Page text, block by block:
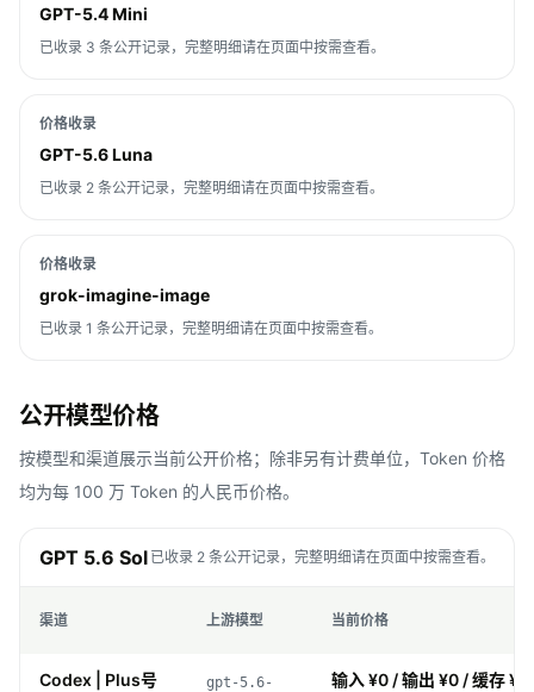
GPT-5.4 Mini
已收录 3 条公开记录，完整明细请在页面中按需查看。
价格收录
GPT-5.6 Luna
已收录 2 条公开记录，完整明细请在页面中按需查看。
价格收录
grok-imagine-image
已收录 1 条公开记录，完整明细请在页面中按需查看。
公开模型价格
按模型和渠道展示当前公开价格；除非另有计费单位，Token 价格
均为每 100 万 Token 的人民币价格。
GPT 5.6 Sol 已收录 2 条公开记录，完整明细请在页面中按需查看。
渠道 上游模型 当前价格
Codex | Plus号
gpt-5.6-
输入 ¥0 / 输出 ¥0 / 缓存 ¥0